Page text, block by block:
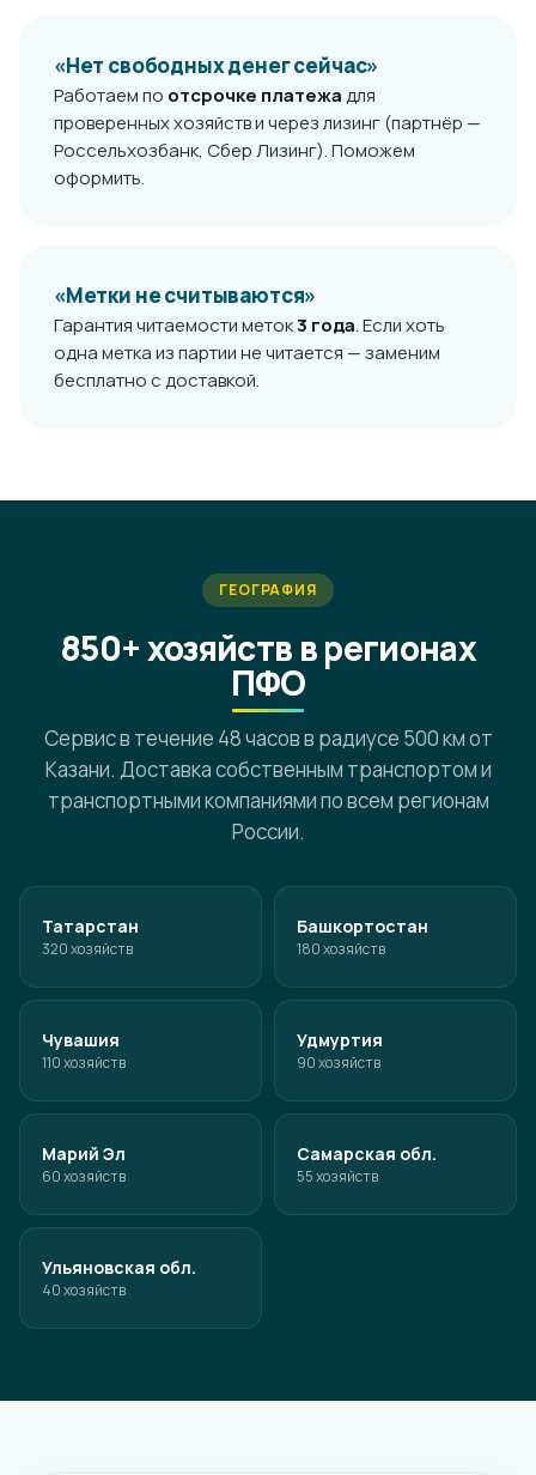
«Нет свободных денег сейчас»
Работаем по отсрочке платежадля
проверенных хозяйств и через лизинг (партнёр —
Россельхозбанк, Сбер Лизинг). Поможем
оформить.
«Метки не считываются»
Гарантия читаемости меток3 года. Если хоть
одна метка из партии не читается — заменим
бесплатно с доставкой.
ГЕОГРАФИЯ
850+ хозяйств в регионах
ПФО
Сервис в течение 48 часов в радиусе 500 км от
Казани. Доставка собственным транспортом и
транспортными компаниями по всем регионам
России.
Татарстан
320 хозяйств
Башкортостан
180 хозяйств
Чувашия
110 хозяйств
Удмуртия
90 хозяйств
Марий Эл
60 хозяйств
Самарская обл.
55 хозяйств
Ульяновская обл.
40 хозяйств